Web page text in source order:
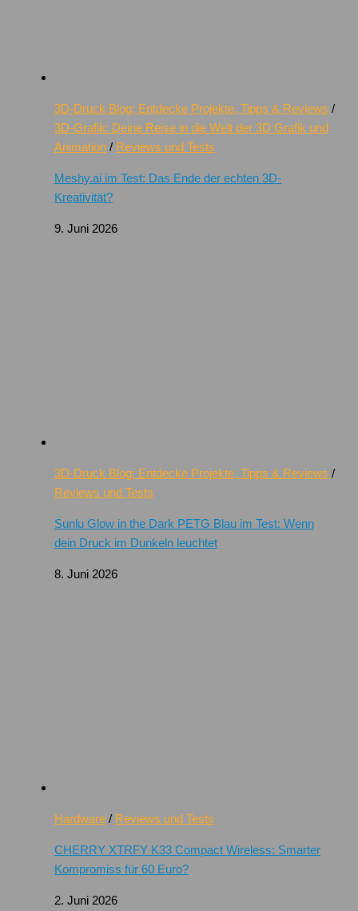
3D-Druck Blog: Entdecke Projekte, Tipps & Reviews /
3D-Grafik: Deine Reise in die Welt der 3D Grafik und
Animation / Reviews und Tests
Meshy.ai im Test: Das Ende der echten 3D-
Kreativität?
9. Juni 2026
3D-Druck Blog: Entdecke Projekte, Tipps & Reviews /
Reviews und Tests
Sunlu Glow in the Dark PETG Blau im Test: Wenn
dein Druck im Dunkeln leuchtet
8. Juni 2026
Hardware / Reviews und Tests
CHERRY XTRFY K33 Compact Wireless: Smarter
Kompromiss für 60 Euro?
2. Juni 2026